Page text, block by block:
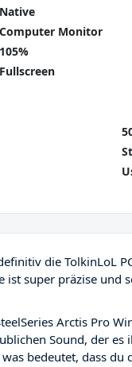
Native
Computer Monitor
105%
Fullscreen
die TolkinLoL
ist super präzise
Arctis Pro
Sound, der
bedeutet, dass